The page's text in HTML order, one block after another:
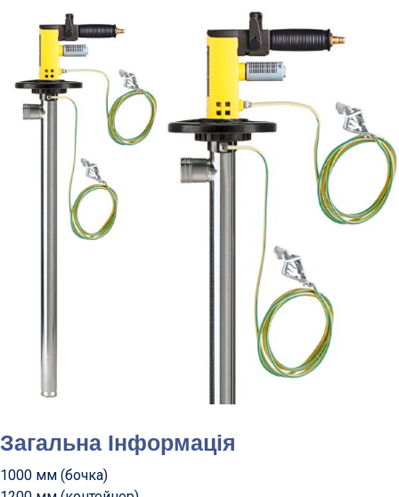
Загальна Інформація
1000 мм (бочка)